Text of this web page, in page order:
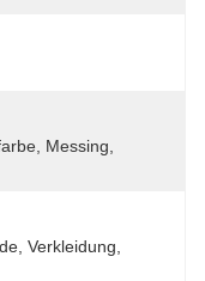
Messing,
Verkleidung,